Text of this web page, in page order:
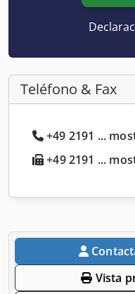
Teléfono & Fax
+49 2191 ...
+49 2191 ...
Vista